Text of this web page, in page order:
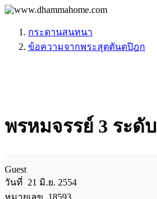
กระดานสนทนา
ข้อความจากพระสุตตันตปิฎก
พรหมจรรย์ 3 ระดับ
Guest
วันที่ 21 มิ.ย. 2554
หมายเลข 18593